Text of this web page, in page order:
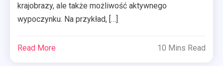
krajobrazy, ale także możliwość aktywnego
wypoczynku. Na przykład, […]
Read More 10 Mins Read